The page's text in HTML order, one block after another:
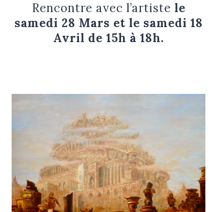
Rencontre avec l’artiste le
samedi 28 Mars et le samedi 18
Avril de 15h à 18h.